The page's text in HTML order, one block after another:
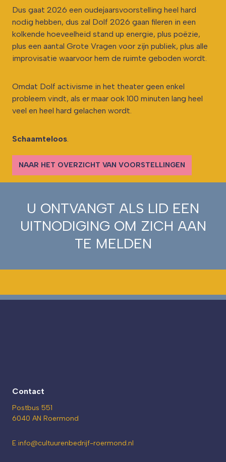
Dus gaat 2026 een oudejaarsvoorstelling heel hard
nodig hebben, dus zal Dolf 2026 gaan fileren in een
kolkende hoeveelheid stand up energie, plus poëzie,
plus een aantal Grote Vragen voor zijn publiek, plus alle
improvisatie waarvoor hem de ruimte geboden wordt.
Omdat Dolf activisme in het theater geen enkel
probleem vindt, als er maar ook 100 minuten lang heel
veel en heel hard gelachen wordt.
Schaamteloos.
NAAR HET OVERZICHT VAN VOORSTELLINGEN
U ONTVANGT ALS LID EEN
UITNODIGING OM ZICH AAN
TE MELDEN
Contact
Postbus 551
6040 AN Roermond
E info@cultuurenbedrijf-roermond.nl